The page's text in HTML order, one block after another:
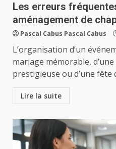
Les erreurs
aménagement de
Pascal Cabus Pascal Cabus
L’organisation d’un
mariage mémorable,
prestigieuse ou d’une fête
Lire la suite